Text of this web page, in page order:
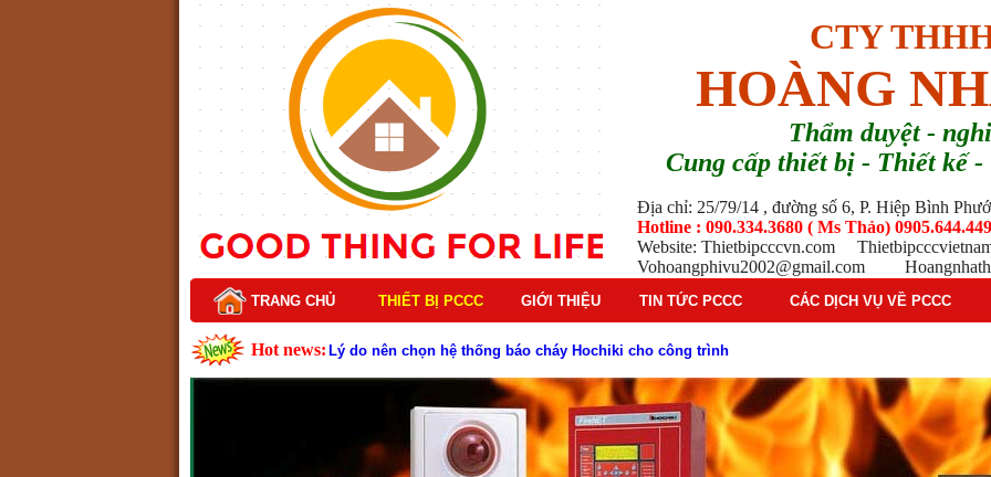
CTY
HOÀNG
Thẩm duyệt -
Cung cấp thiết bị - Thiết kế
Địa chỉ: 25/79/14 , đường số 6, P. Hiệp Bình
Hotline : 090.334.3680 ( Ms Thảo)
Website: Thietbipcccvn.com
Vohoangphivu2002@gmail.com
TRANG CHỦ THIẾT BỊ PCCC GIỚI THIỆU TIN TỨC PCCC CÁC DỊCH VỤ VỀ PCCC
Hot news: Lý do nên chọn hệ thống báo cháy Hochiki cho công trình
Cấu tạo và nguyên lý hoạt động của báo cháy Horing
Tìm hiểu chi tiết về hệ thống báo cháy Horing hiện nay
Các loại thang dây thoát hiểm phổ biến trên thị trường
Thang dây thoát hiểm có tác dụng gì trong tình huống khẩn cấp hiệu quả
Cấu tạo đầu phun chữa cháy trong hệ thống sprinkler tự động